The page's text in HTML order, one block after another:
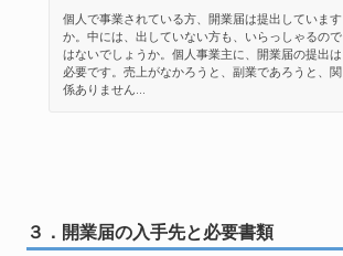
個人で事業されている方、開業届は提出しています
か。中には、出していない方も、いらっしゃるので
はないでしょうか。個人事業主に、開業届の提出は
必要です。売上がなかろうと、副業であろうと、関
係ありません...
３．開業届の入手先と必要書類